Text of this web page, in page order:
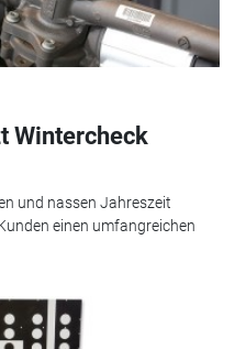
Wintercheck
und nassen Jahreszeit
einen umfangreichen